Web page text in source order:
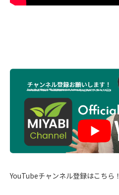
YouTubeチャンネル登録はこちら！